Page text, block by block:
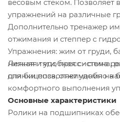
весовым стеком. Позволяет
упражнений на различные
Дополнительно тренажер
отжимания и степпер с
Легкая и удобная система
спинки позволяет удобно
комфортного выполнения
Ролики на подшипниках
Упражнения: жим от груди,
нижняя тяги, пресс - спина,
для бицепса, отжимания на
Основные характеристики